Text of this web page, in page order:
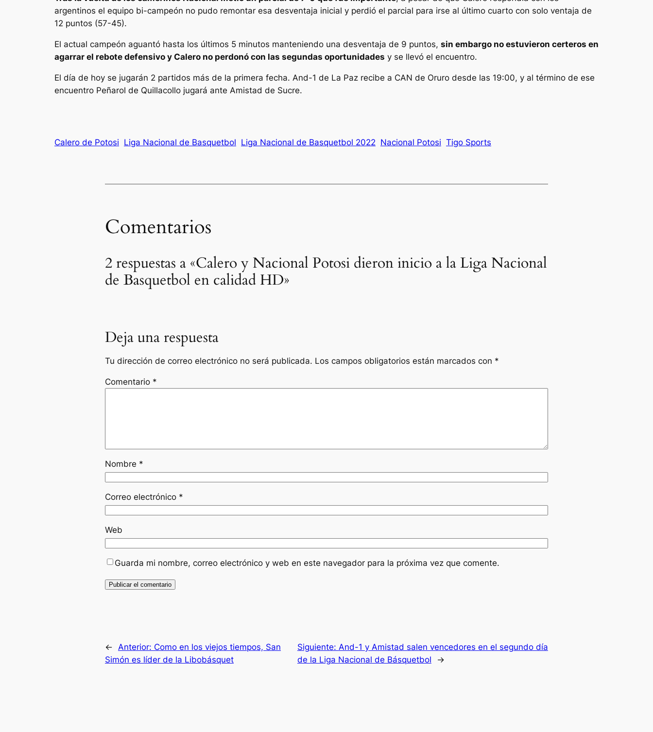
argentinos el equipo bi-campeón no pudo remontar esa desventaja inicial y perdió el parcial para irse al último cuarto con solo ventaja de
12 puntos (57-45).
El actual campeón aguantó hasta los últimos 5 minutos manteniendo una desventaja de 9 puntos, sin embargo no estuvieron certeros en
agarrar el rebote defensivo y Calero no perdonó con las segundas oportunidades y se llevó el encuentro.
El día de hoy se jugarán 2 partidos más de la primera fecha. And-1 de La Paz recibe a CAN de Oruro desde las 19:00, y al término de ese
encuentro Peñarol de Quillacollo jugará ante Amistad de Sucre.
Calero de Potosi Liga Nacional de Basquetbol Liga Nacional de Basquetbol 2022 Nacional Potosi Tigo Sports
Comentarios
2 respuestas a «Calero y Nacional Potosi dieron inicio a la Liga Nacional
de Basquetbol en calidad HD»
Deja una respuesta
Tu dirección de correo electrónico no será publicada. Los campos obligatorios están marcados con *
Comentario *
Nombre *
Correo electrónico *
Web
Guarda mi nombre, correo electrónico y web en este navegador para la próxima vez que comente.
← Anterior: Como en los viejos tiempos, San
Simón es líder de la Libobásquet
Siguiente: And-1 y Amistad salen vencedores en el segundo día
de la Liga Nacional de Básquetbol
→